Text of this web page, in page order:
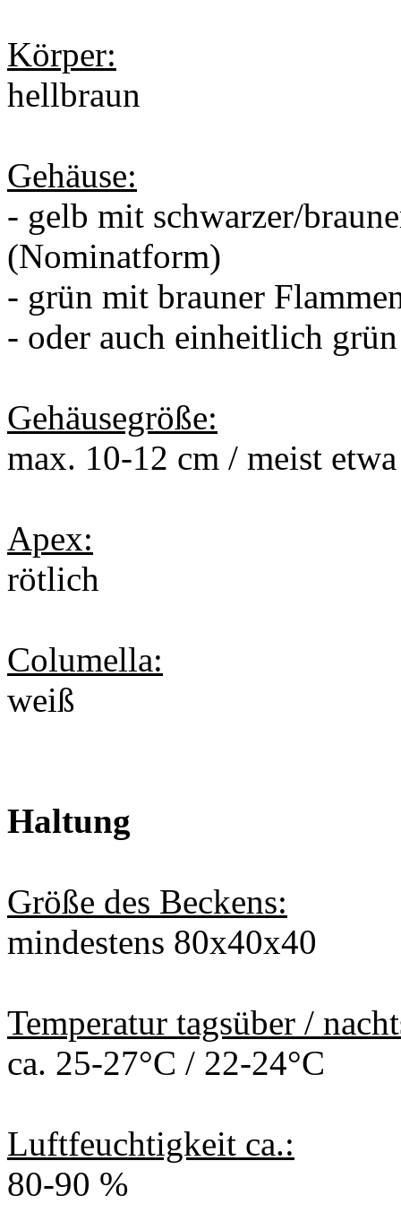
Körper:
hellbraun
Gehäuse:
- gelb mit schwarzer/
(Nominatform)
- grün mit brauner
- oder auch einheitlich grün
Gehäusegröße:
max. 10-12 cm / meist
Apex:
rötlich
Columella:
weiß
Haltung
Größe des Beckens:
mindestens 80x40x40
Temperatur tagsüber /
ca. 25-27°C / 22-24°C
Luftfeuchtigkeit ca.:
80-90 %